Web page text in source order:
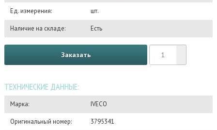
Ед. измерения: шт.
Наличие на складе: Есть
Заказать
ТЕХНИЧЕСКИЕ ДАННЫЕ:
Марка: IVECO
Оригинальный номер: 3795341